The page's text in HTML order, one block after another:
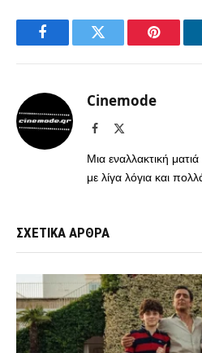
FacebookTwitter
Cinemode
Facebook
Μια εναλλακτική
με λίγα λόγια και
ΣΧΕΤΙΚΑ ΑΡΘΡΑ